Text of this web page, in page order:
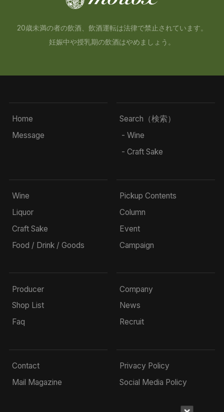
20歳未満の者の飲酒、飲酒運転は法律で禁止されています。
妊娠中や授乳期の飲酒はやめましょう。
Home
Message
Search（検索）
- Wine
- Craft Sake
Wine
Liquor
Craft Sake
Food / Drink / Goods
Pickup Contents
Column
Event
Campaign
Producer
Shop List
Faq
Company
News
Recruit
Contact
Mail Magazine
Privacy Policy
Social Media Policy